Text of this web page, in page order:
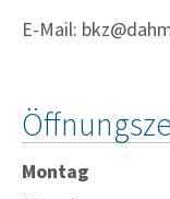
E-Mail:
Montag